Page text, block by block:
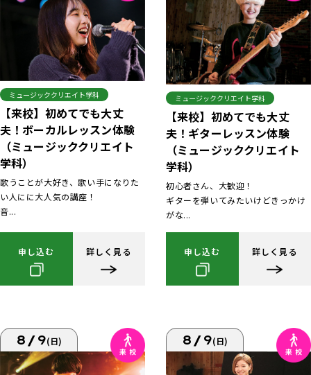
ミュージッククリエイト学科
【来校】初めてでも大丈
夫！ボーカルレッスン体験
（ミュージッククリエイト
学科）
歌うことが大好き、歌い手になりた
い人にに大人気の講座！
音...
申し込む 詳しく見る
ミュージッククリエイト学科
【来校】初めてでも大丈
夫！ギターレッスン体験
（ミュージッククリエイト
学科）
初心者さん、大歓迎！
ギターを弾いてみたいけどきっかけ
がな...
申し込む 詳しく見る
8/9(日) 8/9(日)